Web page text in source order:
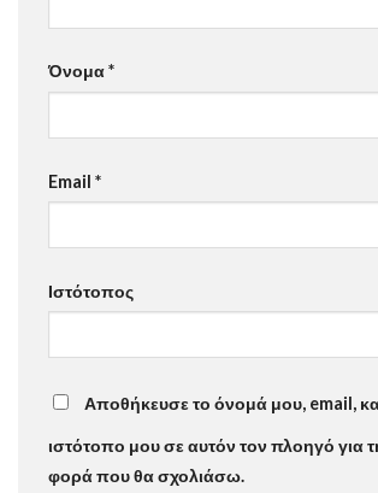
Όνομα*
Email *
Ιστότοπος
Αποθήκευσε το όνομά μου, email,
ιστότοπο μου σε αυτόν τον πλοηγό για
φορά που θα σχολιάσω.